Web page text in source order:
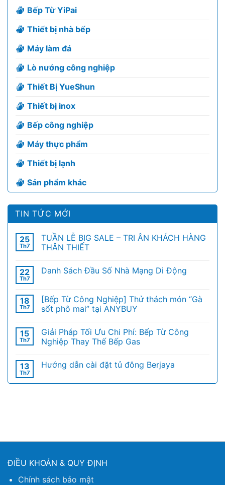
Bếp Từ YiPai
Thiết bị nhà bếp
Máy làm đá
Lò nướng công nghiệp
Thiết Bị YueShun
Thiết bị inox
Bếp công nghiệp
Máy thực phẩm
Thiết bị lạnh
Sản phẩm khác
TIN TỨC MỚI
25
Th7
TUẦN LỄ BIG SALE – TRI ÂN KHÁCH HÀNG
THÂN THIẾT
22
Th7
Danh Sách Đầu Số Nhà Mạng Di Động
18
Th7
[Bếp Từ Công Nghiệp] Thử thách món “Gà
sốt phô mai” tại ANYBUY
15
Th7
Giải Pháp Tối Ưu Chi Phí: Bếp Từ Công
Nghiệp Thay Thế Bếp Gas
13
Th7
Hướng dẫn cài đặt tủ đông Berjaya
ĐIỀU KHOẢN & QUY ĐỊNH
Chính sách bảo mật